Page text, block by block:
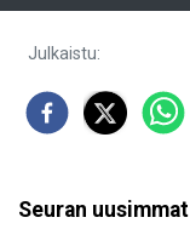
Julkaistu:
Seuran uusimmat